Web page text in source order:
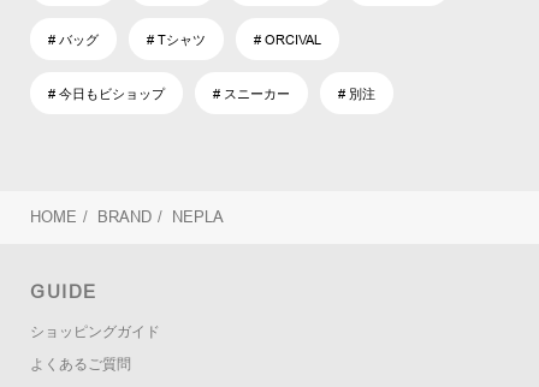
# バッグ # Tシャツ # ORCIVAL
# 今日もビショップ # スニーカー # 別注
HOME / BRAND / NEPLA
GUIDE
ショッピングガイド
よくあるご質問